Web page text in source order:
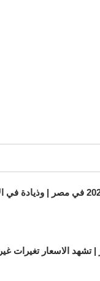
| تشهد الاسعار تغيرات